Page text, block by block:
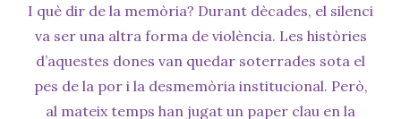
I què dir de la memòria? Durant dècades, el silenci
va ser una altra forma de violència. Les històries
d’aquestes dones van quedar soterrades sota el
pes de la por i la desmemòria institucional. Però,
al mateix temps han jugat un paper clau en la